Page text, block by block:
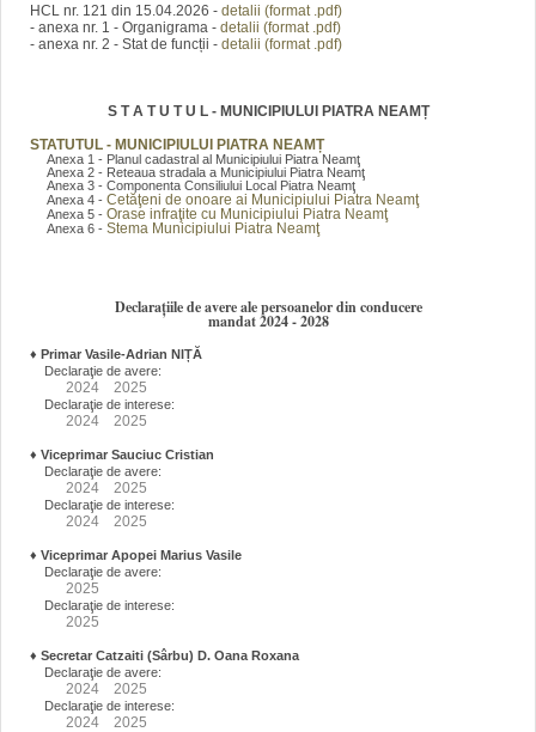
HCL nr. 121 din 15.04.2026 - detalii (format .pdf)
- anexa nr. 1 - Organigrama - detalii (format .pdf)
- anexa nr. 2 - Stat de funcții - detalii (format .pdf)
S T A T U T U L - MUNICIPIULUI PIATRA NEAMȚ
STATUTUL - MUNICIPIULUI PIATRA NEAMȚ
Anexa 1 - Planul cadastral al Municipiului Piatra Neamţ
Anexa 2 - Reteaua stradala a Municipiului Piatra Neamţ
Anexa 3 - Componenta Consiliului Local Piatra Neamţ
Anexa 4 - Cetăţeni de onoare ai Municipiului Piatra Neamţ
Anexa 5 - Orase infraţite cu Municipiului Piatra Neamţ
Anexa 6 - Stema Municipiului Piatra Neamţ
Declarațiile de avere ale persoanelor din conducere
mandat 2024 - 2028
♦ Primar Vasile-Adrian NIȚĂ
Declaraţie de avere:
2024 2025
Declaraţie de interese:
2024 2025
♦ Viceprimar Sauciuc Cristian
Declaraţie de avere:
2024 2025
Declaraţie de interese:
2024 2025
♦ Viceprimar Apopei Marius Vasile
Declaraţie de avere:
2025
Declaraţie de interese:
2025
♦ Secretar Catzaiti (Sârbu) D. Oana Roxana
Declaraţie de avere:
2024 2025
Declaraţie de interese:
2024 2025